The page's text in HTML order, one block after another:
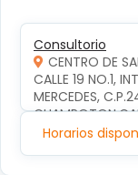
Consultorio
CENTRO DE
CALLE 19 NO.1,
MERCEDES,
Horarios